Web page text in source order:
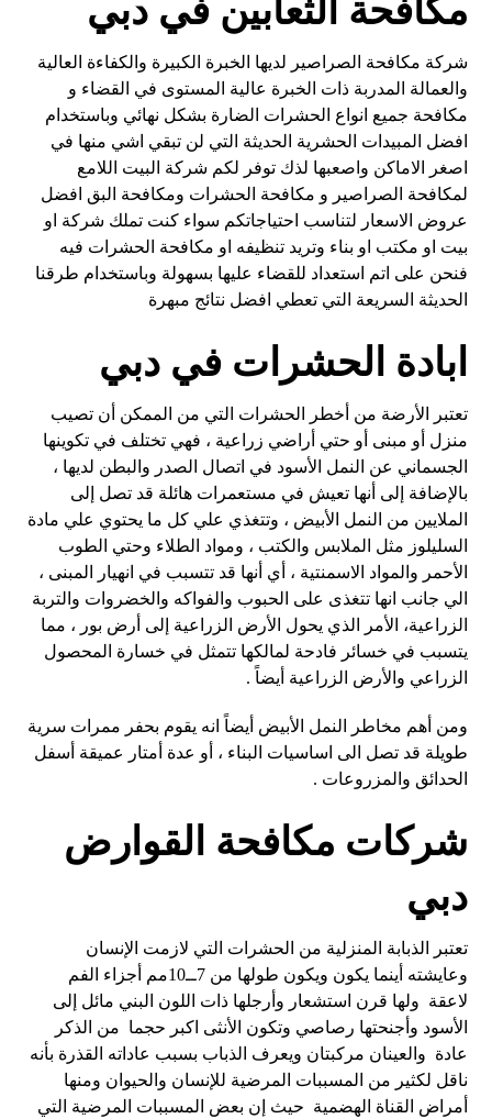
مكافحة الثعابين في دبي
شركة مكافحة الصراصير لديها الخبرة الكبيرة والكفاءة العالية
والعمالة المدربة ذات الخبرة عالية المستوى في القضاء و
مكافحة جميع انواع الحشرات الضارة بشكل نهائي وباستخدام
افضل المبيدات الحشرية الحديثة التي لن تبقي اشي منها في
اصغر الاماكن واصعبها لذك توفر لكم شركة البيت اللامع
لمكافحة الصراصير و مكافحة الحشرات ومكافحة البق افضل
عروض الاسعار لتناسب احتياجاتكم سواء كنت تملك شركة او
بيت او مكتب او بناء وتريد تنظيفه او مكافحة الحشرات فيه
فنحن على اتم استعداد للقضاء عليها بسهولة وباستخدام طرقنا
الحديثة السريعة التي تعطي افضل نتائج مبهرة
ابادة الحشرات في دبي
تعتبر الأرضة من أخطر الحشرات التي من الممكن أن تصيب
منزل أو مبنى أو حتي أراضي زراعية ، فهي تختلف في تكوينها
الجسماني عن النمل الأسود في اتصال الصدر والبطن لديها ،
بالإضافة إلى أنها تعيش في مستعمرات هائلة قد تصل إلى
الملايين من النمل الأبيض ، وتتغذي علي كل ما يحتوي علي مادة
السليلوز مثل الملابس والكتب ، ومواد الطلاء وحتي الطوب
الأحمر والمواد الاسمنتية ، أي أنها قد تتسبب في انهيار المبنى ،
الي جانب انها تتغذى على الحبوب والفواكه والخضروات والتربة
الزراعية، الأمر الذي يحول الأرض الزراعية إلى أرض بور ، مما
يتسبب في خسائر فادحة لمالكها تتمثل في خسارة المحصول
الزراعي والأرض الزراعية أيضاً .
ومن أهم مخاطر النمل الأبيض أيضاً انه يقوم بحفر ممرات سرية
طويلة قد تصل الى اساسيات البناء ، أو عدة أمتار عميقة أسفل
الحدائق والمزروعات .
شركات مكافحة القوارض
دبي
تعتبر الذبابة المنزلية من الحشرات التي لازمت الإنسان
وعايشته أينما يكون ويكون طولها من 7ــ10مم أجزاء الفم
لاعقة ولها قرن استشعار وأرجلها ذات اللون البني مائل إلى
الأسود وأجنحتها رصاصي وتكون الأنثى اكبر حجما من الذكر
عادة والعينان مركبتان ويعرف الذباب بسبب عاداته القذرة بأنه
ناقل لكثير من المسببات المرضية للإنسان والحيوان ومنها
أمراض القناة الهضمية حيث إن بعض المسببات المرضية التي